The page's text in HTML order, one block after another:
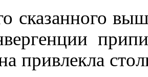
сказанного
привлекла